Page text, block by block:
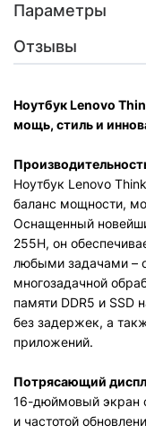
Параметры
Отзывы
Ноутбук Lenovo
мощь, стиль и
Ноутбук Lenovo
баланс мощности,
Оснащенный
255H, он
любыми задачами –
многозадачной
памяти DDR5 и SSD
без задержек, а
приложений.
Потрясающий
16-дюймовый экран
и частотой